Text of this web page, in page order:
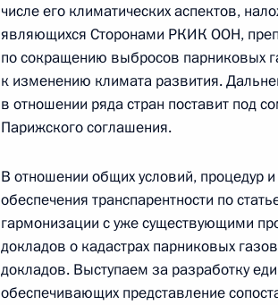
3 ноября 2017 года, пятница
Анна Кузнецова посетила регионы
3 ноября 2017 года, 16:00
27 октября 2017 года, пятница
Заседание президиума Совета по
27 октября 2017 года, 17:00 Москва, Кремль
числе его климатических аспектов,
являющихся Сторонами РКИК ООН,
по сокращению выбросов парниковых
к изменению климата развития.
в отношении ряда стран поставит под
Парижского соглашения.
В отношении общих условий, процедур
обеспечения транспарентности по
гармонизации с уже существующими
докладов о кадастрах парниковых
докладов. Выступаем за разработку
обеспечивающих представление